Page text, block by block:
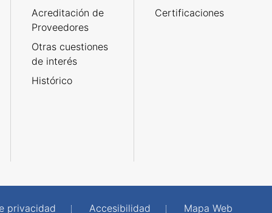
Acreditación de
Proveedores
Otras cuestiones
de interés
Histórico
Certificaciones
privacidad Accesibilidad Mapa Web